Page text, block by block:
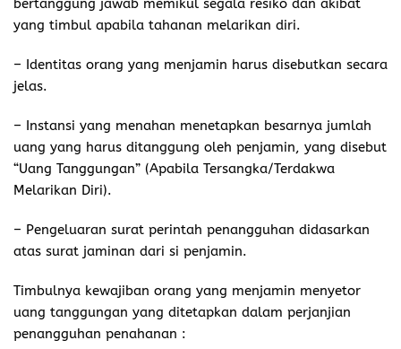
bertanggung jawab memikul segala resiko dan akibat
yang timbul apabila tahanan melarikan diri.
– Identitas orang yang menjamin harus disebutkan secara
jelas.
– Instansi yang menahan menetapkan besarnya jumlah
uang yang harus ditanggung oleh penjamin, yang disebut
“Uang Tanggungan” (Apabila Tersangka/Terdakwa
Melarikan Diri).
– Pengeluaran surat perintah penangguhan didasarkan
atas surat jaminan dari si penjamin.
Timbulnya kewajiban orang yang menjamin menyetor
uang tanggungan yang ditetapkan dalam perjanjian
penangguhan penahanan :